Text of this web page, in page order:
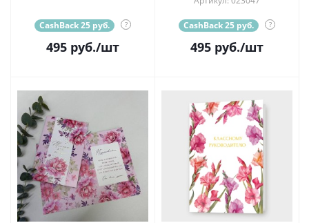
CashBack 25 руб. ?
495 руб./шт
CashBack 25 руб. ?
495 руб./шт